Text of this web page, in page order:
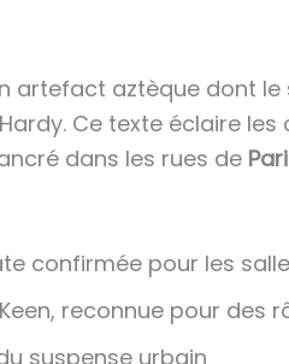
artefact aztèque dont
Ce texte éclaire
dans les rues de
confirmée pour les
reconnue pour des
suspense urbain